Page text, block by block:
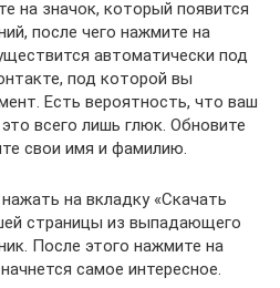
на значок, который появится
после чего нажмите на
автоматически под
под которой вы
Есть вероятность, что ваш
всего лишь глюк. Обновите
свои имя и фамилию.
на вкладку «Скачать
страницы из выпадающего
После этого нажмите на
самое интересное.